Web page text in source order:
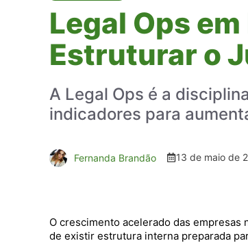
Legal Ops
Estruturar o
A Legal Ops é a
indicadores para
Fernanda Brandão 13 de maio de
O crescimento acelerado das empresas
de existir estrutura interna preparada